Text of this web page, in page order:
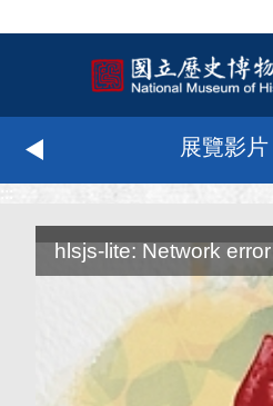
技 展覽影片
hlsjs-lite: Network error